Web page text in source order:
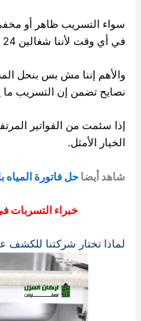
سواء التسريب ظاهر أو
في أي وقت لأننا شغالين 24 ساعة.
والأهم إننا مش بس بنحل
نصايح تضمن إن التسريب ما
إذا سئمت من الفواتير
الخيار الأمثل.
شاهد أيضاحل فاتورة المياه
خبراء التسربات
لماذا تختار شركتنا للكشف